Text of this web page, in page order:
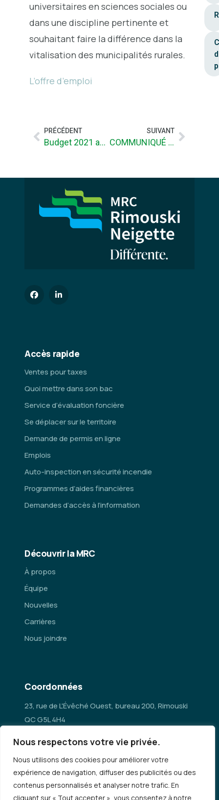
Nous respectons votre vie privée.
Nous utilisons des cookies pour améliorer votre
expérience de navigation, diffuser des publicités ou des
contenus personnalisés et analyser notre trafic. En
cliquant sur « Tout accepter », vous consentez à notre
universitaires en sciences sociales ou
dans une discipline pertinente et
souhaitant faire la différence dans la
vitalisation des municipalités rurales.
L’offre d’emploi
PRÉCÉDENT
Budget 2021 adopté
SUIVANT
COMMUNIQUÉ DE PRESSE – Recyclons nos arbres de Noël!
Accès rapide
Ventes pour taxes
Quoi mettre dans son bac
Service d’évaluation foncière
Se déplacer sur le territoire
Demande de permis en ligne
Emplois
Auto-inspection en sécurité incendie
Programmes d’aides financières
Demandes d’accès à l’information
Découvrir la MRC
À propos
Équipe
Nouvelles
Carrières
Nous joindre
Coordonnées
23, rue de L'Évêché Ouest, bureau 200, Rimouski
QC G5L 4H4
administration@mrc-rn.ca
418 724-5154